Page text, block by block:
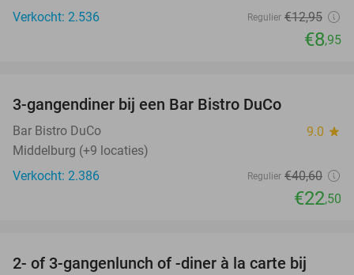
Verkocht: 2.536
Regulier €12,95
€8,95
3-gangendiner bij een Bar Bistro DuCo
Bar Bistro DuCo 9.0 star
Middelburg (+9 locaties)
Verkocht: 2.386
Regulier €40,60
€22,50
49%
2- of 3-gangenlunch of -diner à la carte bij